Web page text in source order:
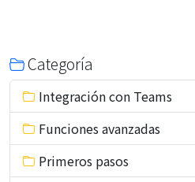
Categoría
Integración con Teams
Funciones avanzadas
Primeros pasos